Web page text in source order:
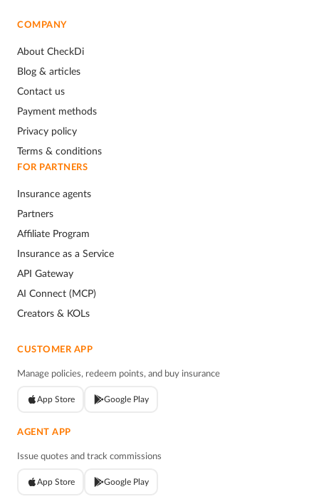
COMPANY
About CheckDi
Blog & articles
Contact us
Payment methods
Privacy policy
Terms & conditions
FOR PARTNERS
Insurance agents
Partners
Affiliate Program
Insurance as a Service
API Gateway
AI Connect (MCP)
Creators & KOLs
CUSTOMER APP
Manage policies, redeem points, and buy insurance
App Store Google Play
AGENT APP
Issue quotes and track commissions
App Store Google Play